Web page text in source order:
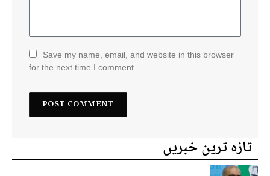
Save my name, email, and website in this browser
for the next time I comment.
تازہ ترین خبریں